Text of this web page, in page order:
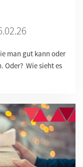
man gut kann oder
Oder? Wie sieht es